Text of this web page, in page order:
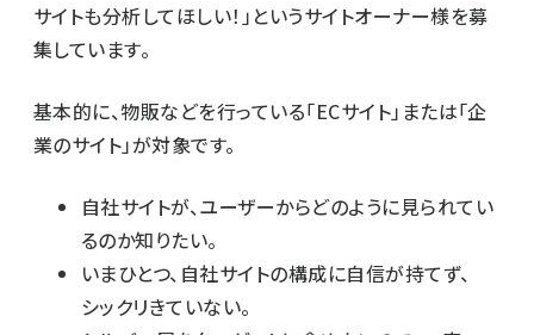
サイトも分析してほしい！」というサイトオーナー様を募
集しています。
基本的に、物販などを行っている「ECサイト」または「企
業のサイト」が対象です。
自社サイトが、ユーザーからどのように見られてい
るのか知りたい。
いまひとつ、自社サイトの構成に自信が持てず、
シックリきていない。